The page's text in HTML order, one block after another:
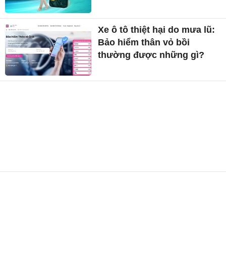
Xe ô tô thiệt hại do mưa lũ:
Bảo hiểm thân vỏ bồi
thường được những gì?